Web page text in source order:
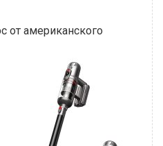
от американского